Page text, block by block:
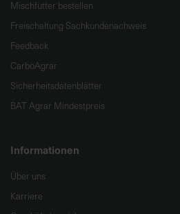
Mischfutter bestellen
Freischaltung Sachkundenachweis
Feedback
CarboAgrar
Sicherheitsdatenblätter
BAT Agrar Mindestpreis
Informationen
Über uns
Karriere